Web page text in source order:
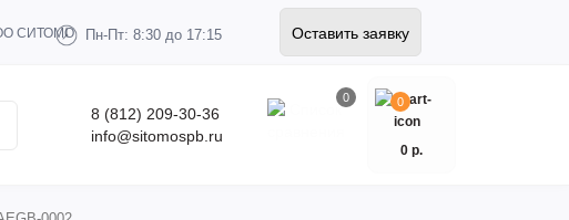
Пн-Пт: 8:30 до 17:15 Оставить заявку
8 (812) 209-30-36
info@sitomospb.ru
0 0
0 р.